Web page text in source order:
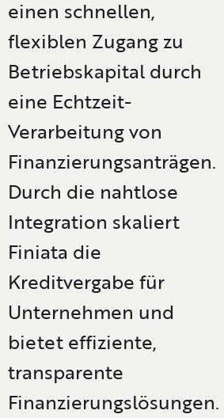
einen schnellen,
flexiblen Zugang zu
Betriebskapital durch
eine Echtzeit-
Verarbeitung von
Finanzierungsanträgen.
Durch die nahtlose
Integration skaliert
Finiata die
Kreditvergabe für
Unternehmen und
bietet effiziente,
transparente
Finanzierungslösungen.